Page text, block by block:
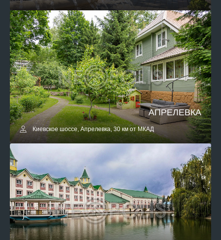
АПРЕЛЕВКА
Киевское шоссе, Апрелевка, 30 км от МКАД